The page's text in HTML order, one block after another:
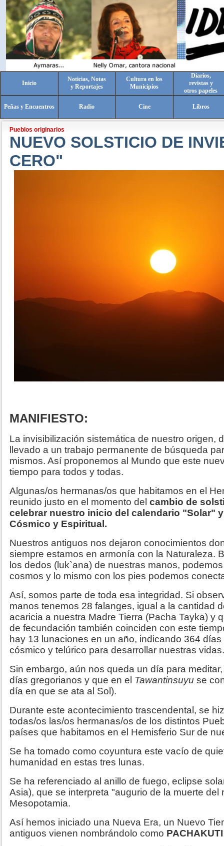
Inicio
Noticias, Notas
y Reportajes
Cultura en los
Municipios
Diarios,
revistas y
otros papeles
Peñas y Encuentros Radio Cine Libros
Pueblos originarios
NUEVO SOLSTICIO DE
CERO"
MANIFIESTO:
La invisibilización sistemática de nuestro origen,
llevado a un trabajo permanente de búsqueda
mismos. Así proponemos al Mundo que este
tiempo para todos y todas.
Algunas/os hermanas/os que habitamos en el
reunido justo en el momento del cambio de
celebrar nuestro inicio del calendario "Solar"
Cósmico y Espiritual.
Nuestros antiguos nos dejaron conocimientos
siempre estamos en armonía con la Naturaleza.
los dedos (luk`ana) de nuestras manos,
cosmos y lo mismo con los pies podemos
Así, somos parte de toda esa integridad. Si
manos tenemos 28 falanges, igual a la cantidad
acaricia a nuestra Madre Tierra (Pacha Tayka) y
de fecundación también coinciden con este
hay 13 lunaciones en un año, indicando 364
cósmico y telúrico para desarrollar nuestras vidas.
Sin embargo, aún nos queda un día para
días gregorianos y que en el Tawantinsuyu se
día en que se ata al Sol).
Durante este acontecimiento trascendental, se
todas/os las/os hermanas/os de los distintos
países que habitamos en el Hemisferio Sur de
Se ha tomado como coyuntura este vacío de
humanidad en estas tres lunas.
Se ha referenciado al anillo de fuego, eclipse
Asia), que se interpreta "augurio de la muerte del
Mesopotamia.
Así hemos iniciado una Nueva Era, un Nuevo
antiguos vienen nombrándolo como PACHAKUTI